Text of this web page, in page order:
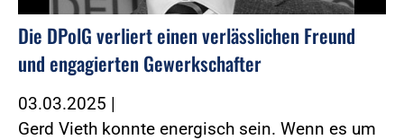
Die DPolG verliert einen verlässlichen Freund
und engagierten Gewerkschafter
03.03.2025 |
Gerd Vieth konnte energisch sein. Wenn es um